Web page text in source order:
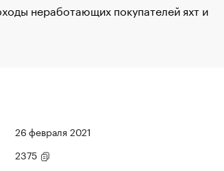
неработающих покупателей яхт и
26 февраля 2021
2375